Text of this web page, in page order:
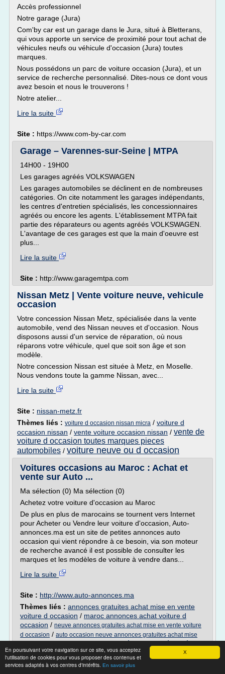
X
En poursuivant votre navigation sur ce site, vous acceptez
l'utilisation de cookies pour vous proposer des contenus et
services adaptés à vos centres d'intérêts. En savoir plus
Accès professionnel
Notre garage (Jura)
Com'by car est un garage dans le Jura, situé à Bletterans,
qui vous apporte un service de proximité pour tout achat de
véhicules neufs ou véhicule d'occasion (Jura) toutes
marques.
Nous possédons un parc de voiture occasion (Jura), et un
service de recherche personnalisé. Dites-nous ce dont vous
avez besoin et nous le trouverons !
Notre atelier...
Lire la suite
Site : https://www.com-by-car.com
Garage – Varennes-sur-Seine | MTPA
14H00 - 19H00
Les garages agréés VOLKSWAGEN
Les garages automobiles se déclinent en de nombreuses
catégories. On cite notamment les garages indépendants,
les centres d'entretien spécialisés, les concessionnaires
agréés ou encore les agents. L'établissement MTPA fait
partie des réparateurs ou agents agréés VOLKSWAGEN.
L'avantage de ces garages est que la main d'oeuvre est
plus...
Lire la suite
Site : http://www.garagemtpa.com
Nissan Metz | Vente voiture neuve, vehicule
occasion
Votre concession Nissan Metz, spécialisée dans la vente
automobile, vend des Nissan neuves et d'occasion. Nous
disposons aussi d'un service de réparation, où nous
réparons votre véhicule, quel que soit son âge et son
modèle.
Notre concession Nissan est située à Metz, en Moselle.
Nous vendons toute la gamme Nissan, avec...
Lire la suite
Site : nissan-metz.fr
Thèmes liés : voiture d occasion nissan micra / voiture d
occasion nissan / vente voiture occasion nissan / vente de
voiture d occasion toutes marques pieces
automobiles / voiture neuve ou d occasion
Voitures occasions au Maroc : Achat et
vente sur Auto ...
Ma sélection (0) Ma sélection (0)
Achetez votre voiture d'occasion au Maroc
De plus en plus de marocains se tournent vers Internet
pour Acheter ou Vendre leur voiture d'occasion, Auto-
annonces.ma est un site de petites annonces auto
occasion qui vient répondre à ce besoin, via son moteur
de recherche avancé il est possible de consulter les
marques et les modèles de voiture à vendre dans...
Lire la suite
Site : http://www.auto-annonces.ma
Thèmes liés : annonces gratuites achat mise en vente
voiture d occasion / maroc annonces achat voiture d
occasion / neuve annonces gratuites achat mise en vente voiture
d occasion / auto occasion neuve annonces gratuites achat mise
annonce gratuite vente de voiture
d'occasion
DÉPOSER GRATUITEMENT VOTRE